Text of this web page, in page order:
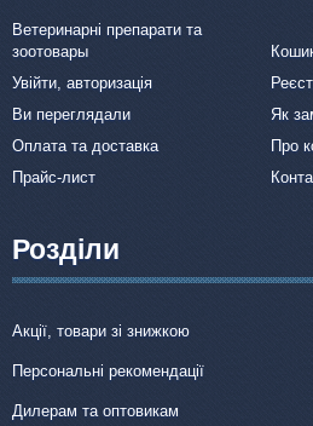
Ветеринарні препарати та
зоотовары
Увійти, авторизація
Ви переглядали
Як
Оплата та доставка
Про
Прайс-лист
Розділи
Акції, товари зі знижкою
Персональні рекомендації
Дилерам та оптовикам